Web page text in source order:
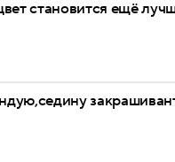
становится ещё